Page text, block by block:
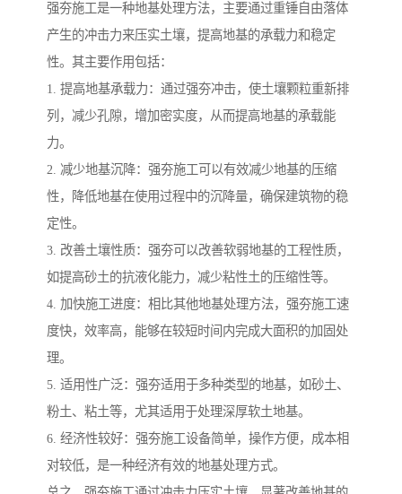
强夯施工是一种地基处理方法，主要通过重锤自由落体
产生的冲击力来压实土壤，提高地基的承载力和稳定
性。其主要作用包括：
1. 提高地基承载力：通过强夯冲击，使土壤颗粒重新排
列，减少孔隙，增加密实度，从而提高地基的承载能
力。
2. 减少地基沉降：强夯施工可以有效减少地基的压缩
性，降低地基在使用过程中的沉降量，确保建筑物的稳
定性。
3. 改善土壤性质：强夯可以改善软弱地基的工程性质，
如提高砂土的抗液化能力，减少粘性土的压缩性等。
4. 加快施工进度：相比其他地基处理方法，强夯施工速
度快，效率高，能够在较短时间内完成大面积的加固处
理。
5. 适用性广泛：强夯适用于多种类型的地基，如砂土、
粉土、粘土等，尤其适用于处理深厚软土地基。
6. 经济性较好：强夯施工设备简单，操作方便，成本相
对较低，是一种经济有效的地基处理方式。